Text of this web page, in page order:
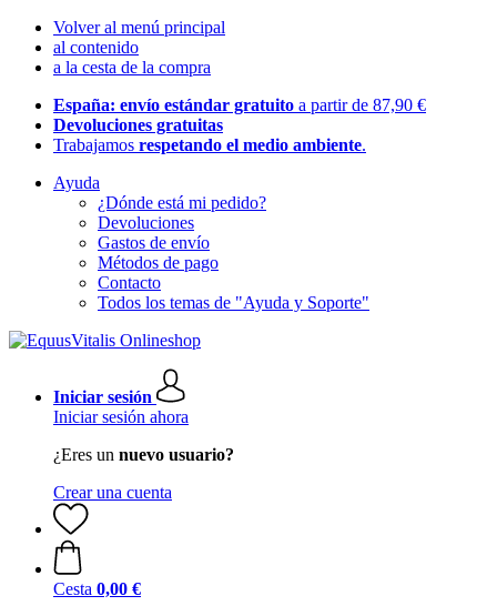
Volver al menú principal
al contenido
a la cesta de la compra
España: envío estándar gratuito a partir de 87,90 €
Devoluciones gratuitas
Trabajamos respetando el medio ambiente.
Ayuda
¿Dónde está mi pedido?
Devoluciones
Gastos de envío
Métodos de pago
Contacto
Todos los temas de "Ayuda y Soporte"
Iniciar sesión
Iniciar sesión ahora
¿Eres un nuevo usuario?
Crear una cuenta
Cesta 0,00 €